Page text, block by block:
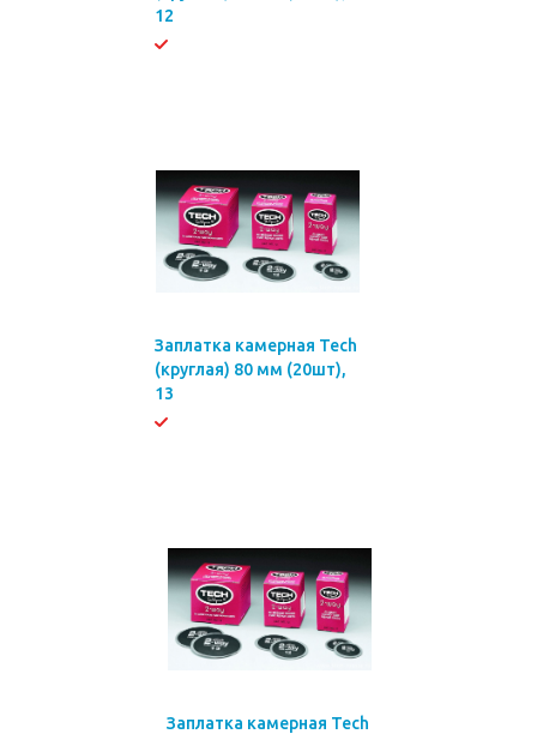
12
Заплатка камерная Tech
(круглая) 80 мм (20шт),
13
Заплатка камерная Tech